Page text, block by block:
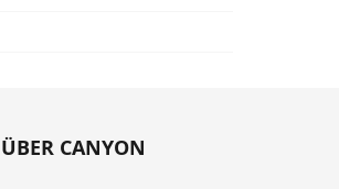
ÜBER CANYON